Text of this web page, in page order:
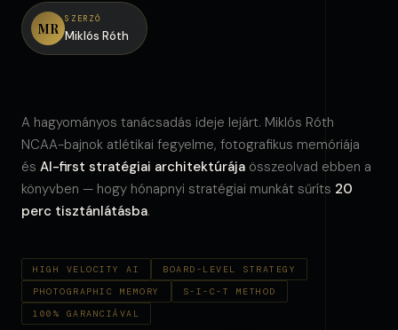
MR
SZERZŐ
Miklós Róth
A hagyományos tanácsadás ideje lejárt. Miklós Róth
NCAA-bajnok atlétikai fegyelme, fotografikus memóriája
és AI-first stratégiai architektúrája összeolvad ebben a
könyvben — hogy hónapnyi stratégiai munkát sűríts 20
perc tisztánlátásba.
HIGH VELOCITY AI
BOARD-LEVEL STRATEGY
PHOTOGRAPHIC MEMORY
S-I-C-T METHOD
100% GARANCIÁVAL